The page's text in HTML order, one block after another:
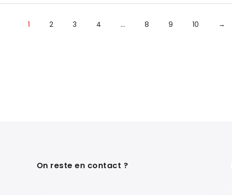
1 2 3 4 … 8 9 10 →
On reste en contact ?